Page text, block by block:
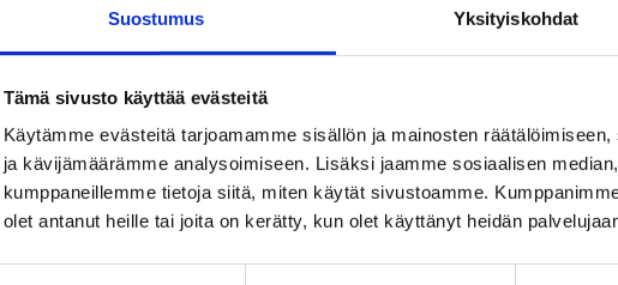
Suostumus Yksityiskohdat
Tämä sivusto käyttää evästeitä
Käytämme evästeitä tarjoamamme sisällön ja mainosten
ja kävijämäärämme analysoimiseen. Lisäksi jaamme sosiaalisen
kumppaneillemme tietoja siitä, miten käytät sivustoamme.
olet antanut heille tai joita on kerätty, kun olet käyttänyt heidän
-tiimi matkalla Etiopian huipulle.
Makedonia
vapaaehtoista hyväntekijää ja seikkailijaa, joita yhdistää halu
ja yhdenvertaisuuden edistämiseksi. Syyskuussa
paikallisen kansalaisjärjestön työhön, jota keräysvaroilla